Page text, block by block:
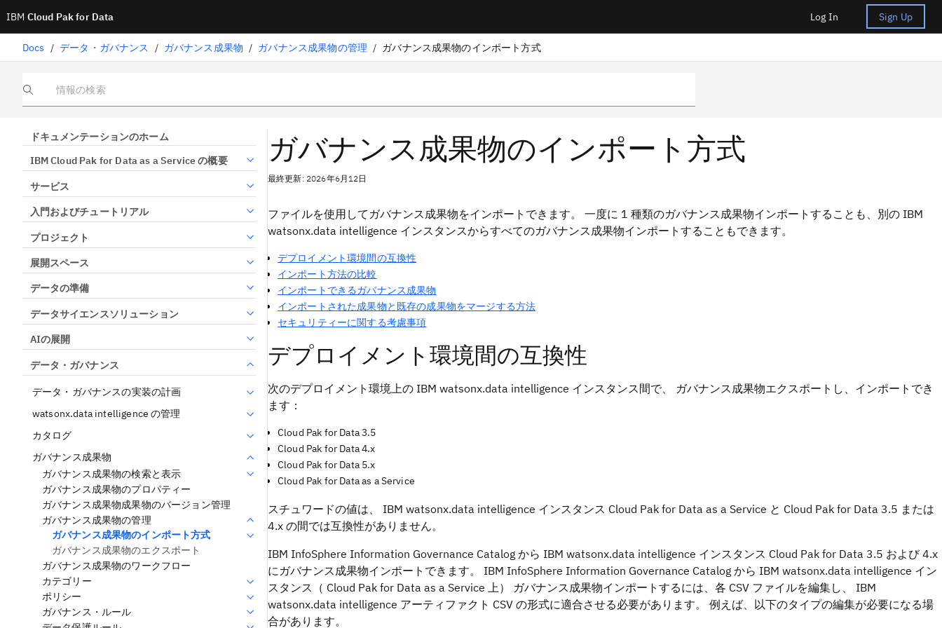
IBM Cloud Pak for Data Log In Sign Up
Docs / データ・ガバナンス / ガバナンス成果物 / ガバナンス成果物の管理 / ガバナンス成果物のインポート方式
情報の検索
ドキュメンテーションのホーム
IBM Cloud Pak for Data as a Service の概要
サービス
入門およびチュートリアル
プロジェクト
展開スペース
データの準備
データサイエンスソリューション
AIの展開
データ・ガバナンス
データ・ガバナンスの実装の計画
watsonx.data intelligence の管理
カタログ
ガバナンス成果物
ガバナンス成果物の検索と表示
ガバナンス成果物のプロパティー
ガバナンス成果物成果物のバージョン管理
ガバナンス成果物の管理
ガバナンス成果物のインポート方式
ガバナンス成果物のエクスポート
ガバナンス成果物のワークフロー
カテゴリー
ポリシー
ガバナンス・ルール
ガバナンス成果物のインポート方式
最終更新: 2026年6月12日
ファイルを使用してガバナンス成果物をインポートできます。 一度に 1 種類のガバナンス成果物インポートすることも、別の IBM
watsonx.data intelligence インスタンスからすべてのガバナンス成果物インポートすることもできます。
デプロイメント環境間の互換性
インポート方法の比較
インポートできるガバナンス成果物
インポートされた成果物と既存の成果物をマージする方法
セキュリティーに関する考慮事項
デプロイメント環境間の互換性
次のデプロイメント環境上の IBM watsonx.data intelligence インスタンス間で、 ガバナンス成果物エクスポートし、インポートでき
ます：
Cloud Pak for Data 3.5
Cloud Pak for Data 4.x
Cloud Pak for Data 5.x
Cloud Pak for Data as a Service
スチュワードの値は、 IBM watsonx.data intelligence インスタンス Cloud Pak for Data as a Service と Cloud Pak for Data 3.5 または
4.x の間では互換性がありません。
IBM InfoSphere Information Governance Catalog から IBM watsonx.data intelligence インスタンス Cloud Pak for Data 3.5 および 4.x
にガバナンス成果物インポートできます。 IBM InfoSphere Information Governance Catalog から IBM watsonx.data intelligence イン
スタンス（ Cloud Pak for Data as a Service 上） ガバナンス成果物インポートするには、各 CSV ファイルを編集し、 IBM
watsonx.data intelligence アーティファクト CSV の形式に適合させる必要があります。 例えば、以下のタイプの編集が必要になる場
合があります。